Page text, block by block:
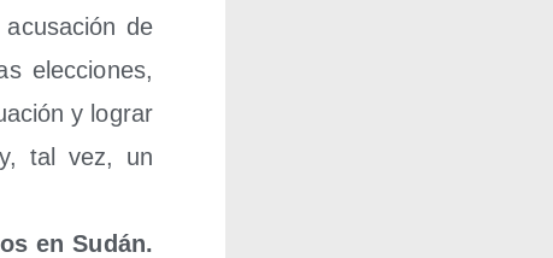
de
elec­cio­nes,
y lograr
tal vez, un
en Sudán.